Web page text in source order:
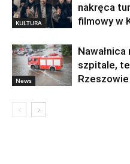
KULTURA
nakręca
filmowy w
News
szpitale,